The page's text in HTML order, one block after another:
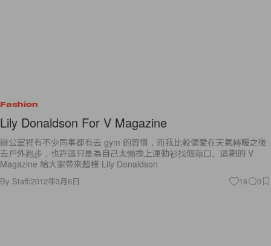
Fashion
Lily Donaldson For V Magazine
辦公室裡有不少同事都有去 gym 的習慣，而我比較偏愛在天氣轉暖之後
去戶外跑步，也許這只是為自己太懶換上運動衫找個藉口。這期的 V
Magazine 給大家帶來超模 Lily Donaldson
By Staff/2012年3月6日 16 0